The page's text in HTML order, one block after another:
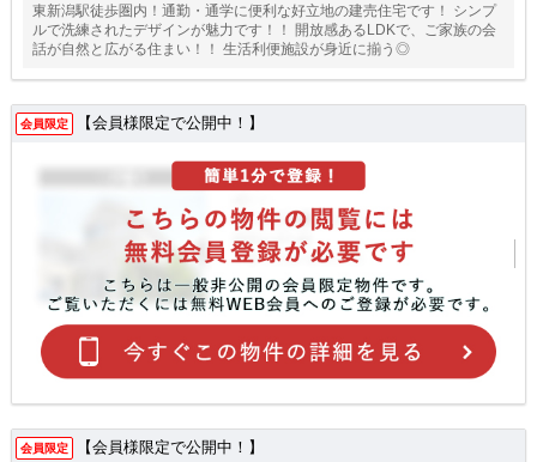
東新潟駅徒歩圏内！通勤・通学に便利な好立地の建売住宅です！ シンプ
ルで洗練されたデザインが魅力です！！ 開放感あるLDKで、ご家族の会
話が自然と広がる住まい！！ 生活利便施設が身近に揃う◎
会員限定 【会員様限定で公開中！】
会員限定 【会員様限定で公開中！】